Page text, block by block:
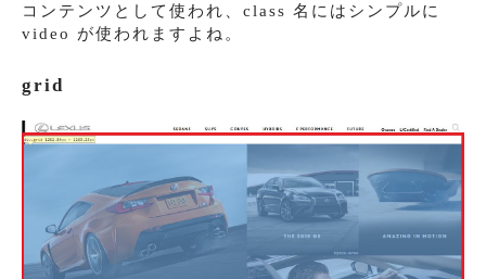
コンテンツとして使われ、class 名にはシンプルに
video が使われますよね。
grid